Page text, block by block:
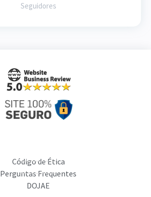
Seguidores
Código de Ética
Perguntas Frequentes
DOJAE